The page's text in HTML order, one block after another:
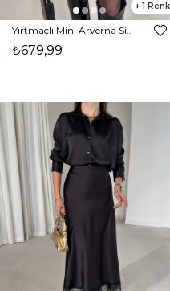
1
Yırtmaçlı Mini Arverna Siyah Kadın Şort Etek 26K384
₺679,99